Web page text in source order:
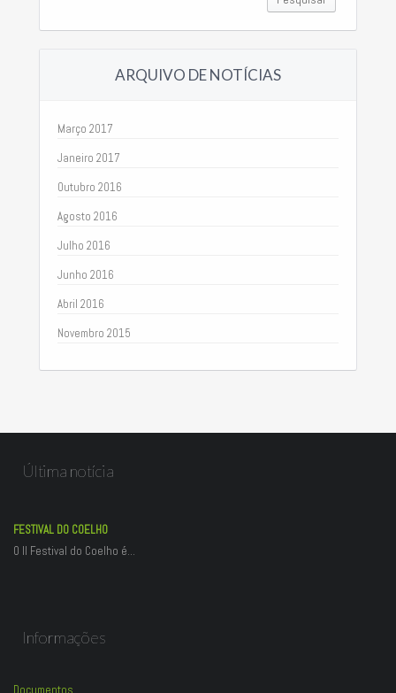
ARQUIVO DE NOTÍCIAS
Março 2017
Janeiro 2017
Outubro 2016
Agosto 2016
Julho 2016
Junho 2016
Abril 2016
Novembro 2015
Última notícia
FESTIVAL DO COELHO
O II Festival do Coelho é…
Informações